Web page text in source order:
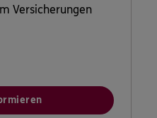
Versicherungen